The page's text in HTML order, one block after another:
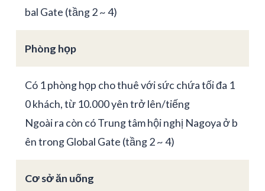
bal Gate (tầng 2 ~ 4)
Phòng họp
Có 1 phòng họp cho thuê với sức chứa tối đa 1
0 khách, từ 10.000 yên trở lên/tiếng
Ngoài ra còn có Trung tâm hội nghị Nagoya ở b
ên trong Global Gate (tầng 2 ~ 4)
Cơ sở ăn uống